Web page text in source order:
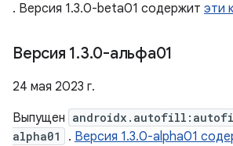
. Версия 1.3.0-beta01 содержит эти
Версия 1.3.0-альфа01
24 мая 2023 г.
Выпущен
alpha01
. Версия 1.3.0-alpha01